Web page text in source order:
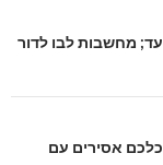
מחשבות לבו לדור
כלכם אסירים עם